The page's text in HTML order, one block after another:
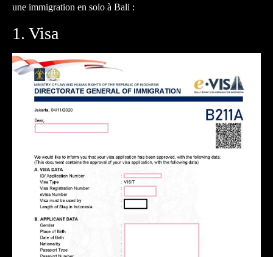
une immigration en solo à Bali :
1. Visa